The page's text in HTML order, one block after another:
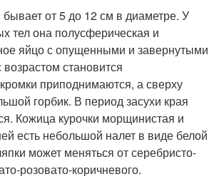
от 5 до 12 см в диаметре. У
тел она полусферическая и
яйцо с опущенными и завернутыми
становится
приподнимаются, а сверху
горбик. В период засухи края
Кожица курочки морщинистая и
есть небольшой налет в виде белой
может меняться от серебристо-
розовато-коричневого.